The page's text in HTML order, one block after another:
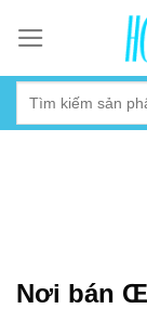
content
Nơi bán